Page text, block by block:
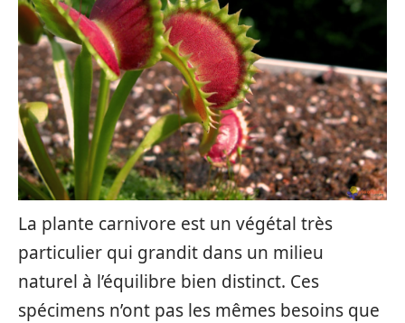
La plante carnivore est un végétal très
particulier qui grandit dans un milieu
naturel à l’équilibre bien distinct. Ces
spécimens n’ont pas les mêmes besoins que